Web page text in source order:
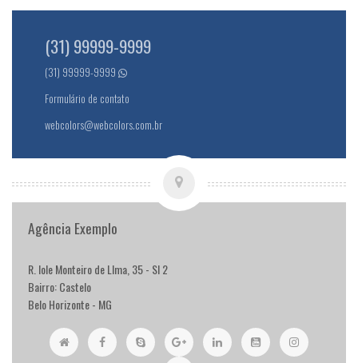
(31) 99999-9999
(31) 99999-9999
Formulário de contato
webcolors@webcolors.com.br
Agência Exemplo
R. Iole Monteiro de LIma, 35 - Sl 2
Bairro: Castelo
Belo Horizonte - MG